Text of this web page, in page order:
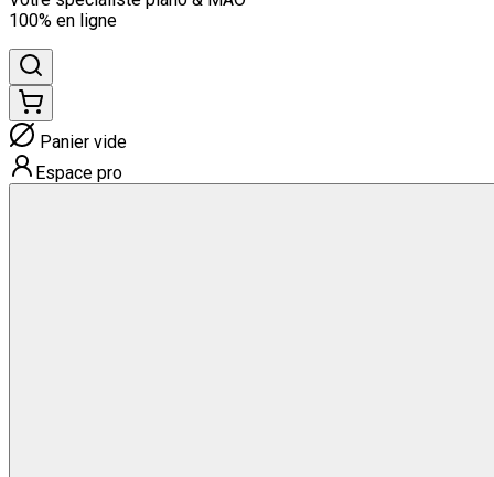
100% en ligne
Panier vide
Espace pro